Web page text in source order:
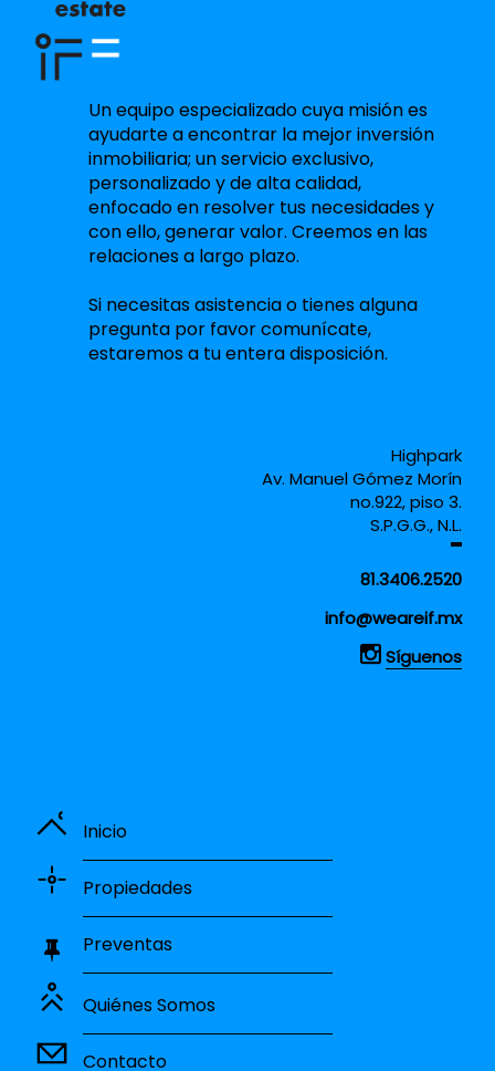
Un equipo especializado cuya misión es
ayudarte a encontrar la mejor inversión
inmobiliaria; un servicio exclusivo,
personalizado y de alta calidad,
enfocado en resolver tus necesidades y
con ello, generar valor. Creemos en las
relaciones a largo plazo.
Si necesitas asistencia o tienes alguna
pregunta por favor comunícate,
estaremos a tu entera disposición.
Highpark
Av. Manuel Gómez Morín
no.922, piso 3.
S.P.G.G., N.L.
81.3406.2520
info@weareif.mx
Síguenos
Inicio
Propiedades
Preventas
Quiénes Somos
Contacto